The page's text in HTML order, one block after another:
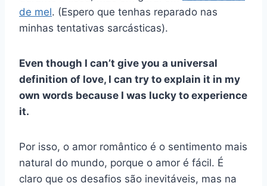
de mel. (Espero que tenhas reparado nas
minhas tentativas sarcásticas).
Even though I can’t give you a universal
definition of love, I can try to explain it in my
own words because I was lucky to experience
it.
Por isso, o amor romântico é o sentimento mais
natural do mundo, porque o amor é fácil. É
claro que os desafios são inevitáveis, mas na